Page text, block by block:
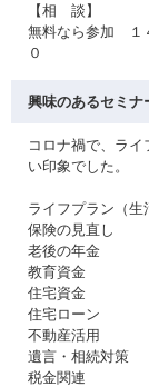
【相 談】
無料なら参
０
興味のあるセミナ
コロナ禍で、ラ
い印象でした。
ライフプラン（
保険の
老後の
教育
住宅
住宅ロ
不動産
遺言・相
税金